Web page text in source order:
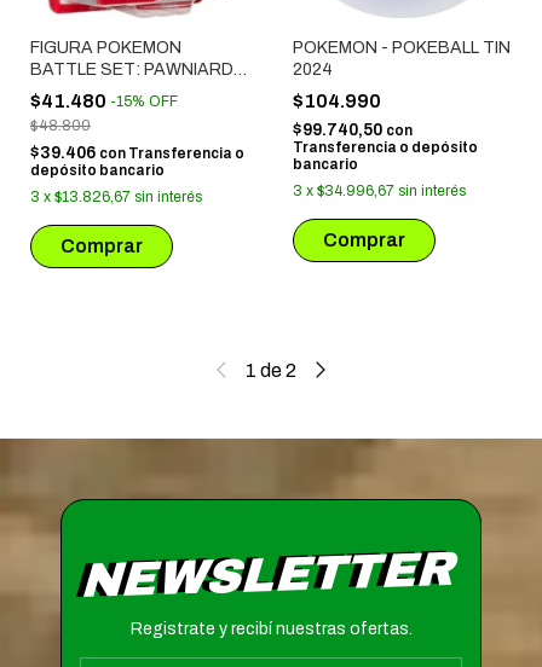
FIGURA POKEMON
BATTLE SET: PAWNIARD +
MONFERNO + SQUIRTLE
(95155)
$41.480 -15% OFF
$48.800
$39.406 con Transferencia o
depósito bancario
3 x $13.826,67 sin interés
POKEMON - POKEBALL TIN
2024
$104.990
$99.740,50 con
Transferencia o depósito
bancario
3 x $34.996,67 sin interés
1 de2
NEWSLETTER
Registrate y recibí nuestras ofertas.